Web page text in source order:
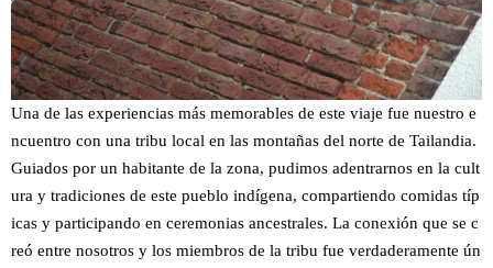
Una de las experiencias más memorables de este viaje fue nuestro e
ncuentro con una tribu local en las montañas del norte de Tailandia.
Guiados por un habitante de la zona, pudimos adentrarnos en la cult
ura y tradiciones de este pueblo indígena, compartiendo comidas típ
icas y participando en ceremonias ancestrales. La conexión que se c
reó entre nosotros y los miembros de la tribu fue verdaderamente ún